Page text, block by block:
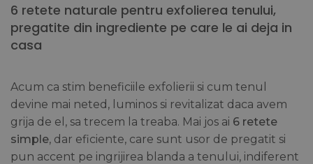
6 retete naturale pentru exfolierea tenului,
pregatite din ingrediente pe care le ai deja in
casa
Acum ca stim beneficiile exfolierii si cum tenul
devine mai neted, luminos si revitalizat daca avem
grija de el, sa trecem la treaba. Mai jos ai 6 retete
simple, dar eficiente, care sunt usor de pregatit si
pun accent pe ingrijirea blanda a tenului, indiferent